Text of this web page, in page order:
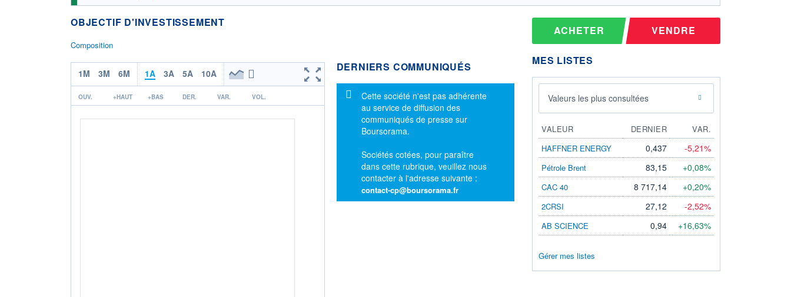
OBJECTIF D'INVESTISSEMENT
Composition
1M 3M 6M 1A 3A 5A 10A
OUV. +HAUT +BAS DER. VAR. VOL.
DERNIERS COMMUNIQUÉS
Message d'information
Cette société n'est pas adhérente
au service de diffusion des
communiqués de presse sur
Boursorama.
Sociétés cotées, pour paraître
dans cette rubrique, veuillez nous
contacter à l'adresse suivante :
contact-cp@boursorama.fr
ACHETER VENDRE
MES LISTES
Valeurs les plus consultées
VALEUR DERNIER
VAR.
HAFFNER ENERGY
0,437 -5,21%
Pétrole Brent 83,15 +0,08%
CAC 40 8 717,14 +0,20%
2CRSI 27,12 -2,52%
AB SCIENCE 0,94 +16,63%
Gérer mes listes